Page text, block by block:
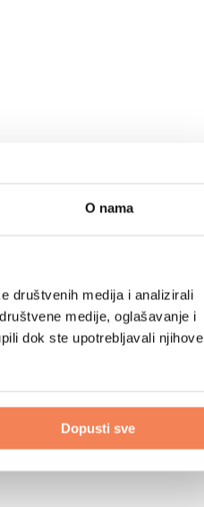
O nama
društvenih medija i analizirali
medije, oglašavanje i
dok ste upotrebljavali njihove
Dopusti sve